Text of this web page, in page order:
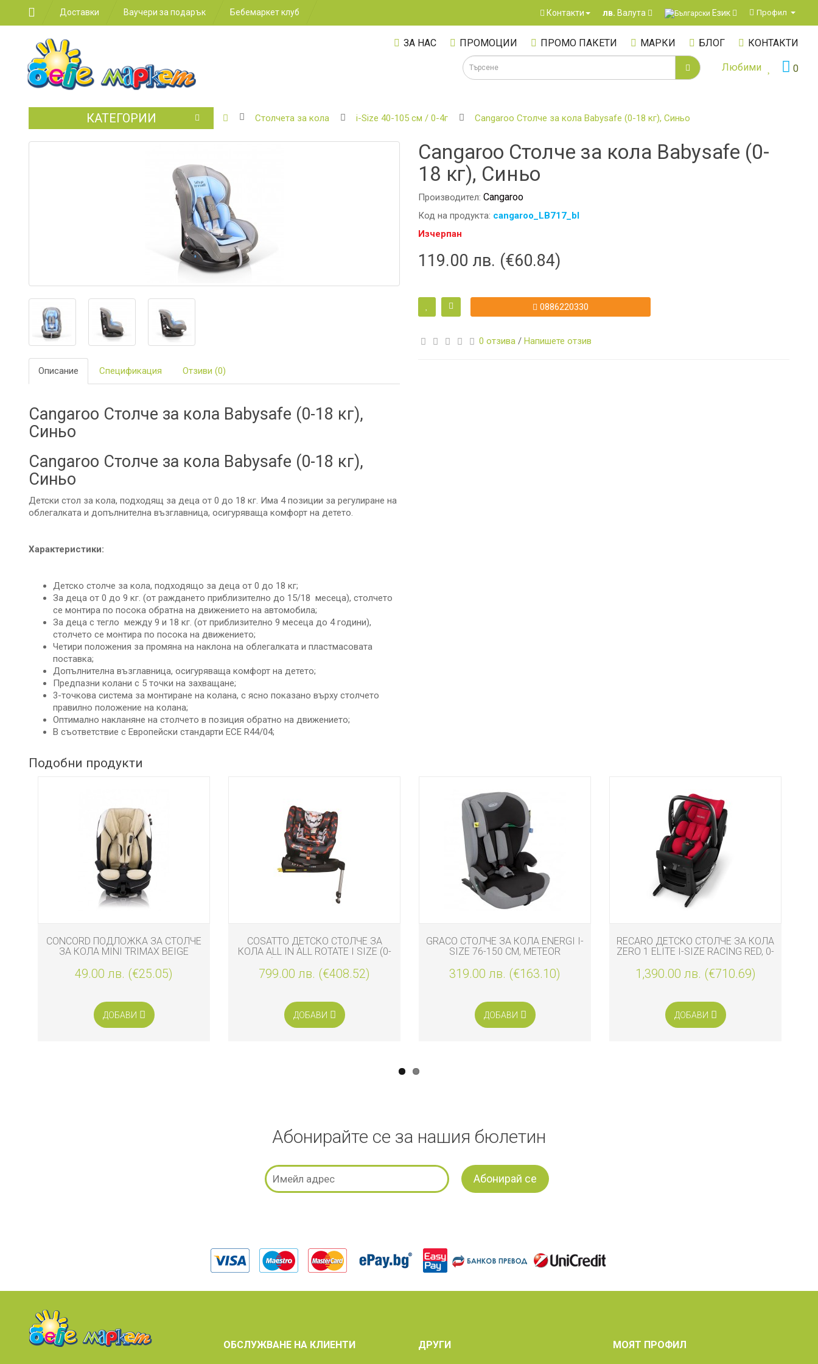
Доставки Ваучери за подарък Бебемаркет клуб Контакти лв. Валута Език Профил
ЗА НАС ПРОМОЦИИ ПРОМО ПАКЕТИ МАРКИ БЛОГ КОНТАКТИ
0
Любими
КАТЕГОРИИ БЕБЕШКИ
КОЛА
ЗА
ХРАНЕНЕ
ЗА
ДЕТСКАТА
СТАЯ
ЗА
БЕБЕШКИ
ДРЕШКИ
ЗА
ПЪТ
ЗА
КОЗМЕТИКА
И
ПЕЛЕНИ
КЪРМЕНЕ
Столчета за кола i-Size 40-105 см / 0-4г Cangaroo Столче за кола Babysafe (0-18 кг), Синьо
Описание Спецификация Отзиви (0)
Cangaroo Столче за кола Babysafe (0-18 кг),
Синьо
Cangaroo Столче за кола Babysafe (0-18 кг),
Синьо
Детски стол за кола, подходящ за деца от 0 до 18 кг. Има 4 позиции за регулиране на
облегалката и допълнителна възглавница, осигуряваща комфорт на детето.
Характеристики:
Детско столче за кола, подходящo за деца от 0 до 18 кг;
За деца от 0 до 9 кг. (от раждането приблизително до 15/18 месеца), столчето
се монтира по посока обратна на движението на автомобила;
За деца с тегло между 9 и 18 кг. (от приблизително 9 месеца до 4 години),
столчето се монтира по посока на движението;
Четири положения за промяна на наклона на облегалката и пластмасовата
поставка;
Допълнителна възглавница, осигуряваща комфорт на детето;
Предпазни колани с 5 точки на захващане;
3-точкова система за монтиране на колана, с ясно показано върху столчето
правилно положение на колана;
Оптимално накланяне на столчето в позиция обратно на движението;
В съответствие с Европейски стандарти ECE R44/04;
Cangaroo Столче за кола Babysafe (0-
18 кг), Синьо
Производител: Cangaroo
Код на продукта: cangaroo_LB717_bl
Изчерпан
119.00 лв. (€60.84)
0886220330
0 отзива / Напишете отзив
Подобни продукти
CONCORD ПОДЛОЖКА ЗА СТОЛЧЕ
ЗА КОЛА MINI TRIMAX BEIGE
49.00 лв. (€25.05)
ДОБАВИ
COSATTO ДЕТСКО СТОЛЧЕ ЗА
КОЛА ALL IN ALL ROTATE I SIZE (0-
36 КГ) CHARCOAL MISTER FOX
799.00 лв. (€408.52)
ДОБАВИ
GRACO СТОЛЧЕ ЗА КОЛА ENERGI I-
SIZE 76-150 СМ, METEOR
319.00 лв. (€163.10)
ДОБАВИ
RECARO ДЕТСКО СТОЛЧЕ ЗА КОЛА
ZERO 1 ELITE I-SIZE RACING RED, 0-
1,390.00 лв. (€710.69)
ДОБАВИ
Абонирайте се за нашия бюлетин
ОБСЛУЖВАНЕ НА КЛИЕНТИ ДРУГИ МОЯТ ПРОФИЛ